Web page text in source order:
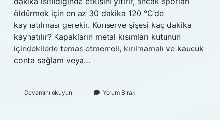
öldürmek için en az 30 dakika 120 °C’de
kaynatılması gerekir. Konserve şişesi kaç dakika
kaynatılır? Kapakların metal kısımları kutunun
içindekilerle temas etmemeli, kırılmamalı ve kauçuk
conta sağlam veya…
Devamını okuyun Konserveler
Pişirilir
Yorum Bırak